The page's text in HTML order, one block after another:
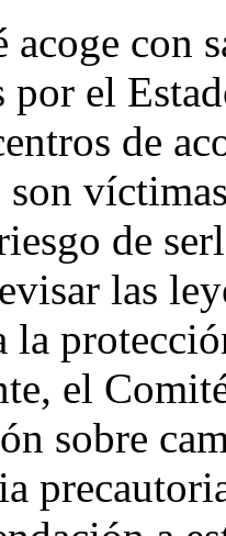
con
por el
de
son
de
las
la
el
sobre